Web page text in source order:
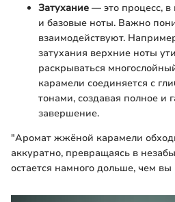
Затухание — это процесс,
и базовые ноты. Важно
взаимодействуют.
затухания верхние ноты
раскрываться
карамели соединяется с
тонами, создавая полное и
завершение.
"Аромат жжёной карамели
аккуратно, превращаясь в
остается намного дольше, чем